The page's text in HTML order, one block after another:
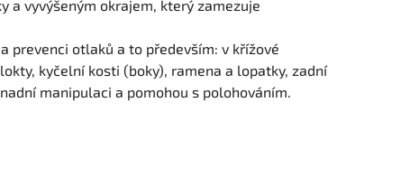
a vyvýšeným okrajem, který zamezuje
prevenci otlaků a to především: v křížové
kyčelní kosti (boky), ramena a lopatky, zadní
manipulaci a pomohou s polohováním.